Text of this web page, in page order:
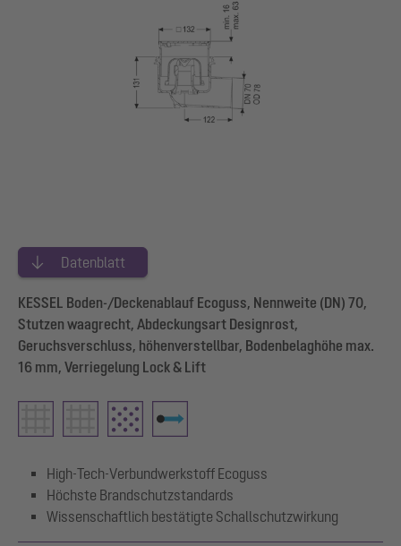
Datenblatt
KESSEL Boden-/Deckenablauf Ecoguss, Nennweite (DN) 70,
Stutzen waagrecht, Abdeckungsart Designrost,
Geruchsverschluss, höhenverstellbar, Bodenbelaghöhe max.
16 mm, Verriegelung Lock & Lift
High-Tech-Verbundwerkstoff Ecoguss
Höchste Brandschutzstandards
Wissenschaftlich bestätigte Schallschutzwirkung